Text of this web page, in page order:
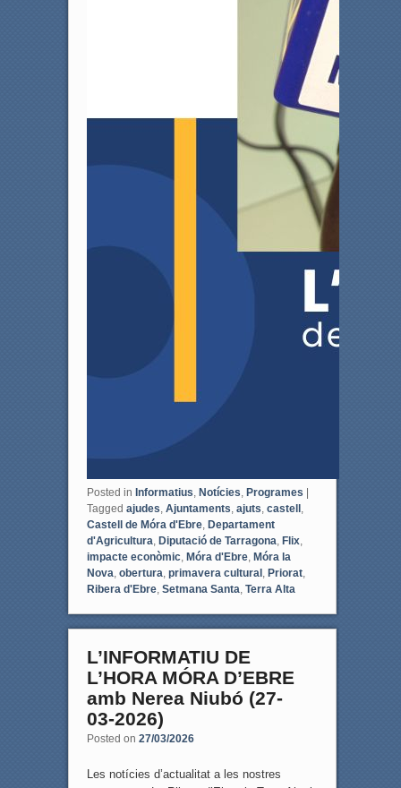
Posted in Informatius, Notícies, Programes
Tagged ajudes, Ajuntaments, ajuts, castell ,
Castell de Móra d'Ebre, Departament
d'Agricultura, Diputació de Tarragona, Flix,
impacte econòmic, Móra d'Ebre, Móra la
Nova, obertura, primavera cultural , Priorat,
Ribera d'Ebre, Setmana Santa, Terra Alta
L’INFORMATIU DE
L’HORA MÓRA D’EBRE
amb Nerea Niubó (27-
03-2026)
Posted on 27/03/2026
Les notícies d’actualitat a les nostres